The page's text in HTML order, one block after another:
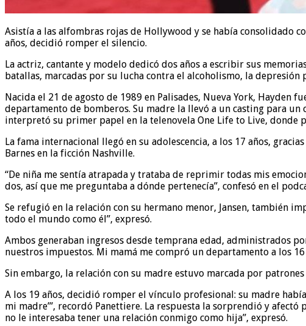
Asistía a las alfombras rojas de Hollywood y se había consolidado
años, decidió romper el silencio.
La actriz, cantante y modelo dedicó dos años a escribir sus
batallas, marcadas por su lucha contra el alcoholismo, la
Nacida el 21 de agosto de 1989 en Palisades, Nueva York, Hayden
departamento de bomberos. Su madre la llevó a un casting para un
interpretó su primer papel en la telenovela One Life to Live, donde
La fama internacional llegó en su adolescencia, a los 17 años,
Barnes en la ficción Nashville.
“De niña me sentía atrapada y trataba de reprimir todas mis
dos, así que me preguntaba a dónde pertenecía”, confesó en el
Se refugió en la relación con su hermano menor, Jansen, también
todo el mundo como él”, expresó.
Ambos generaban ingresos desde temprana edad, administrados
nuestros impuestos. Mi mamá me compró un departamento a los
Sin embargo, la relación con su madre estuvo marcada por
A los 19 años, decidió romper el vínculo profesional: su madre
mi madre’”, recordó Panettiere. La respuesta la sorprendió y
no le interesaba tener una relación conmigo como hija”, expresó.